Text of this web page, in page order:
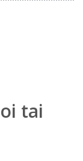
tai